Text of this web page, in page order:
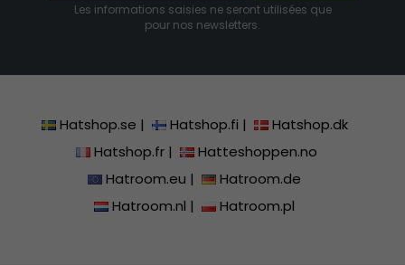
Les informations saisies ne seront utilisées que
pour nos newsletters.
Hatshop.se | Hatshop.fi |
Hatshop.dk
Hatshop.fr|
Hatteshoppen.no
Hatroom.eu |
Hatroom.de
Hatroom.nl | Hatroom.pl